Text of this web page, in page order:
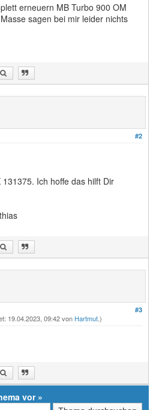
erneuern MB Turbo 900 OM
sagen bei mir leider nichts
#2
Ich hoffe das hilft Dir
#3
19.04.2023, 09:42 von Hartmut.)
vor»